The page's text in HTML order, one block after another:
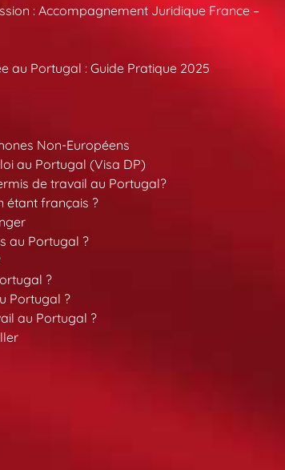
: Accompagnement Juridique France –
au Portugal : Guide Pratique 2025
Non-Européens
au Portugal (Visa DP)
de travail au Portugal?
étant français ?
au Portugal ?
?
Portugal ?
au Portugal ?